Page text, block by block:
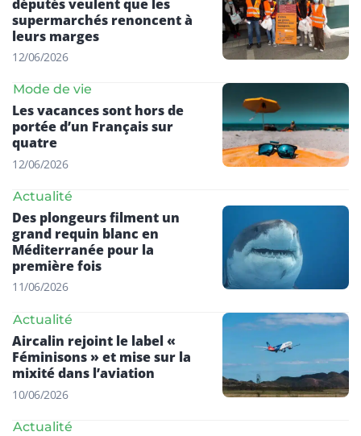
députés veulent que les
supermarchés renoncent à
leurs marges
12/06/2026
Mode de vie
Les vacances sont hors de
portée d’un Français sur
quatre
12/06/2026
Actualité
Des plongeurs filment un
grand requin blanc en
Méditerranée pour la
première fois
11/06/2026
Actualité
Aircalin rejoint le label «
Féminisons » et mise sur la
mixité dans l’aviation
10/06/2026
Actualité